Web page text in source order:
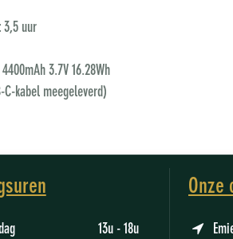
3,5 uur
3.7V 16.28Wh
C-kabel meegeleverd)
13u - 18u
Onze